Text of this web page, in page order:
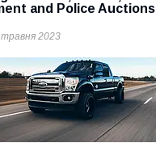
and Police Auctions
2023